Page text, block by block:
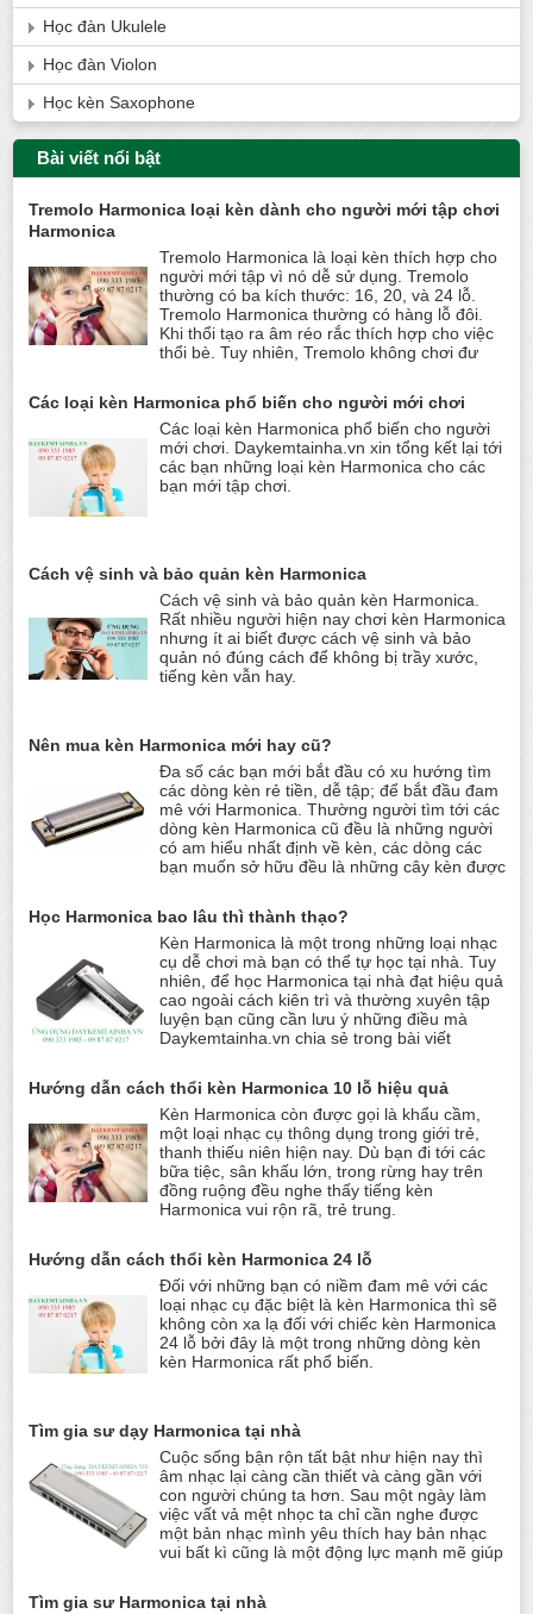
Học đàn Ukulele
Học đàn Violon
Học kèn Saxophone
Bài viết nổi bật
Tremolo Harmonica loại kèn dành cho người mới tập chơi
Harmonica
Tremolo Harmonica là loại kèn thích hợp cho
người mới tập vì nó dễ sử dụng. Tremolo
thường có ba kích thước: 16, 20, và 24 lỗ.
Tremolo Harmonica thường có hàng lỗ đôi.
Khi thổi tạo ra âm réo rắc thích hợp cho việc
thổi bè. Tuy nhiên, Tremolo không chơi đư
Các loại kèn Harmonica phổ biến cho người mới chơi
Các loại kèn Harmonica phổ biến cho người
mới chơi. Daykemtainha.vn xin tổng kết lại tới
các bạn những loại kèn Harmonica cho các
bạn mới tập chơi.
Cách vệ sinh và bảo quản kèn Harmonica
Cách vệ sinh và bảo quản kèn Harmonica.
Rất nhiều người hiện nay chơi kèn Harmonica
nhưng ít ai biết được cách vệ sinh và bảo
quản nó đúng cách để không bị trầy xước,
tiếng kèn vẫn hay.
Nên mua kèn Harmonica mới hay cũ?
Đa số các bạn mới bắt đầu có xu hướng tìm
các dòng kèn rẻ tiền, dễ tập; để bắt đầu đam
mê với Harmonica. Thường người tìm tới các
dòng kèn Harmonica cũ đều là những người
có am hiểu nhất định về kèn, các dòng các
bạn muốn sở hữu đều là những cây kèn được
Học Harmonica bao lâu thì thành thạo?
Kèn Harmonica là một trong những loại nhạc
cụ dễ chơi mà bạn có thể tự học tại nhà. Tuy
nhiên, để học Harmonica tại nhà đạt hiệu quả
cao ngoài cách kiên trì và thường xuyên tập
luyện bạn cũng cần lưu ý những điều mà
Daykemtainha.vn chia sẻ trong bài viết
Hướng dẫn cách thổi kèn Harmonica 10 lỗ hiệu quả
Kèn Harmonica còn được gọi là khẩu cầm,
một loại nhạc cụ thông dụng trong giới trẻ,
thanh thiếu niên hiện nay. Dù bạn đi tới các
bữa tiệc, sân khấu lớn, trong rừng hay trên
đồng ruộng đều nghe thấy tiếng kèn
Harmonica vui rộn rã, trẻ trung.
Hướng dẫn cách thổi kèn Harmonica 24 lỗ
Đối với những bạn có niềm đam mê với các
loại nhạc cụ đặc biệt là kèn Harmonica thì sẽ
không còn xa lạ đối với chiếc kèn Harmonica
24 lỗ bởi đây là một trong những dòng kèn
kèn Harmonica rất phổ biến.
Tìm gia sư dạy Harmonica tại nhà
Cuộc sống bận rộn tất bật như hiện nay thì
âm nhạc lại càng cần thiết và càng gần với
con người chúng ta hơn. Sau một ngày làm
việc vất vả mệt nhọc ta chỉ cần nghe được
một bản nhạc mình yêu thích hay bản nhạc
vui bất kì cũng là một động lực mạnh mẽ giúp
Tìm gia sư Harmonica tại nhà